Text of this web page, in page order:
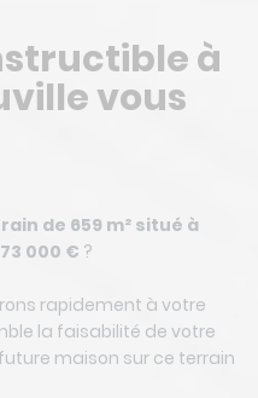
à
vous
de 659 m² situé à
000 € ?
rapidement à votre
la faisabilité de votre
maison sur ce terrain